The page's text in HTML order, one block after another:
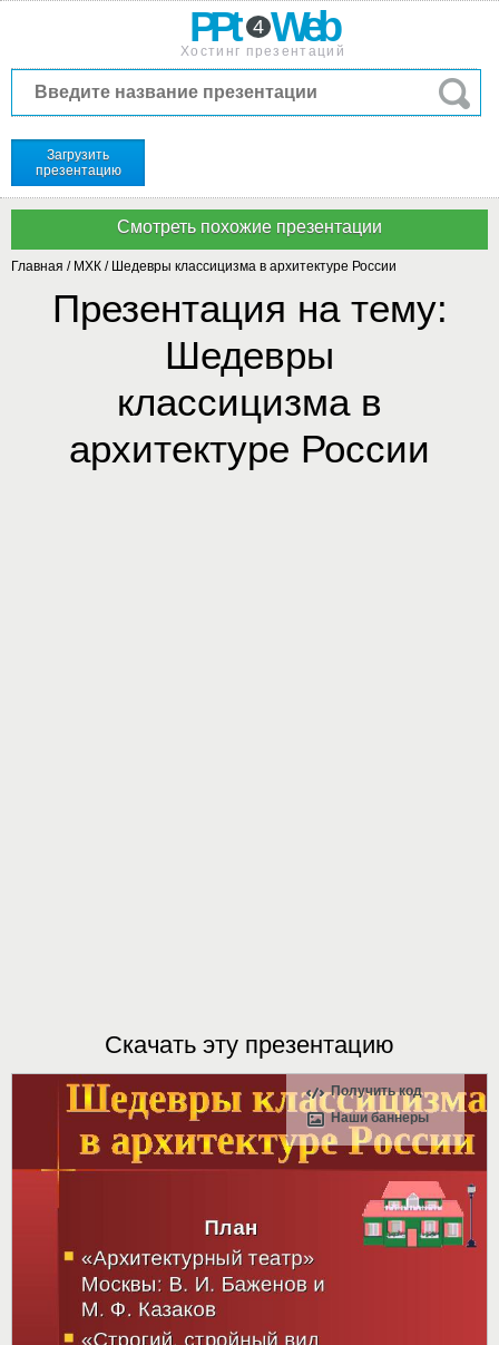
PPt 4 Web
Хостинг презентаций
Загрузить
презентацию
Главная / МХК / Шедевры классицизма в архитектуре России
Презентация на тему:
Шедевры
классицизма в
архитектуре России
Скачать эту презентацию
Получить код
Наши баннеры